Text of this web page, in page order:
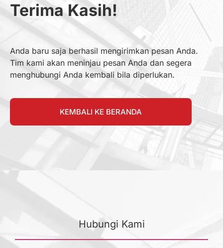
Terima Kasih!
Anda baru saja berhasil mengirimkan pesan Anda.
Tim kami akan meninjau pesan Anda dan segera
menghubungi Anda kembali bila diperlukan.
KEMBALI KE BERANDA
Hubungi Kami